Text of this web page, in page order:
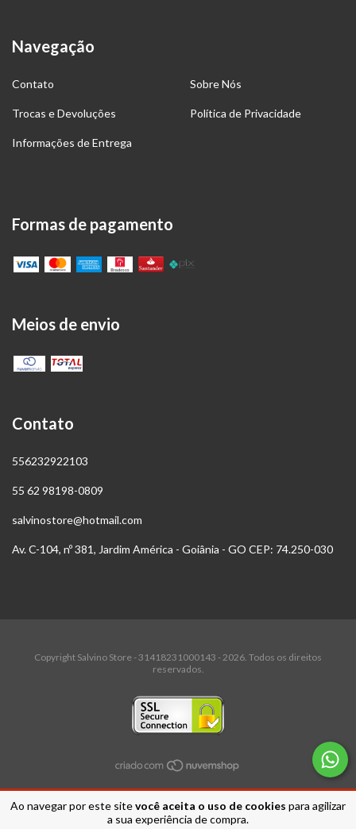
Ao navegar por este sitevocê aceita o uso de cookies para agilizar
a sua experiência de compra.
Navegação
Contato Sobre Nós
Trocas e Devoluções Política de Privacidade
Informações de Entrega
Formas de pagamento
Meios de envio
Contato
556232922103
55 62 98198-0809
salvinostore@hotmail.com
Av. C-104, nº 381, Jardim América - Goiânia - GO CEP: 74.250-030
Copyright Salvino Store - 31418231000143 - 2026. Todos os direitos
reservados.